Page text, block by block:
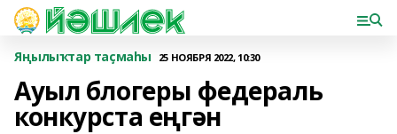
Яңылыҡтар таҫмаһы 25 НОЯБРЯ 2022, 10:30
Ауыл блогеры федераль
конкурста еңгән